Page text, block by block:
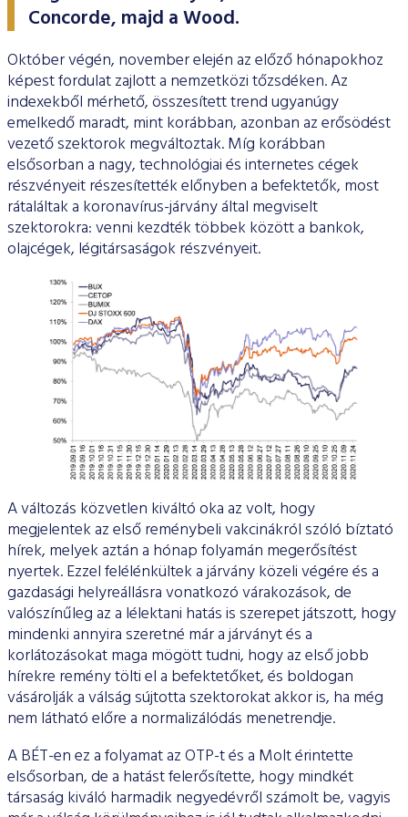
ESG Útmutató
Concorde, majd a Wood.
Október végén, november elején az előző hónapokhoz
képest fordulat zajlott a nemzetközi tőzsdéken. Az
indexekből mérhető, összesített trend ugyanúgy
emelkedő maradt, mint korábban, azonban az erősödést
vezető szektorok megváltoztak. Míg korábban
elsősorban a nagy, technológiai és internetes cégek
részvényeit részesítették előnyben a befektetők, most
rátaláltak a koronavírus-járvány által megviselt
szektorokra: venni kezdték többek között a bankok,
olajcégek, légitársaságok részvényeit.
A változás közvetlen kiváltó oka az volt, hogy
megjelentek az első reménybeli vakcinákról szóló bíztató
hírek, melyek aztán a hónap folyamán megerősítést
nyertek. Ezzel felélénkültek a járvány közeli végére és a
gazdasági helyreállásra vonatkozó várakozások, de
valószínűleg az a lélektani hatás is szerepet játszott, hogy
mindenki annyira szeretné már a járványt és a
korlátozásokat maga mögött tudni, hogy az első jobb
hírekre remény tölti el a befektetőket, és boldogan
vásárolják a válság sújtotta szektorokat akkor is, ha még
nem látható előre a normalizálódás menetrendje.
A BÉT-en ez a folyamat az OTP-t és a Molt érintette
elsősorban, de a hatást felerősítette, hogy mindkét
társaság kiváló harmadik negyedévről számolt be, vagyis